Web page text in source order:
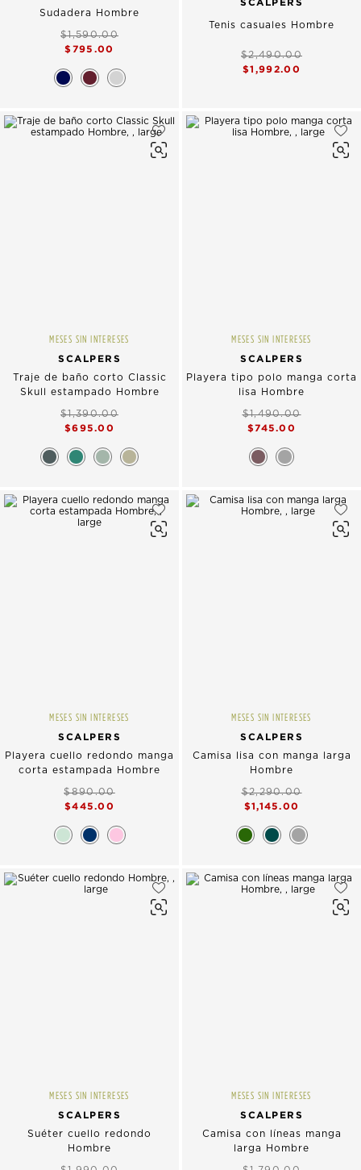
Sudadera Hombre
$1,590.00
$795.00
SCALPERS
Tenis casuales Hombre
$2,490.00
$1,992.00
MESES SIN INTERESES
SCALPERS
Traje de baño corto Classic
Skull estampado Hombre
$1,390.00
$695.00
MESES SIN INTERESES
SCALPERS
Playera tipo polo manga corta
lisa Hombre
$1,490.00
$745.00
MESES SIN INTERESES
SCALPERS
Playera cuello redondo manga
corta estampada Hombre
$890.00
$445.00
MESES SIN INTERESES
SCALPERS
Camisa lisa con manga larga
Hombre
$2,290.00
$1,145.00
MESES SIN INTERESES
SCALPERS
Suéter cuello redondo
Hombre
MESES SIN INTERESES
SCALPERS
Camisa con líneas manga
larga Hombre